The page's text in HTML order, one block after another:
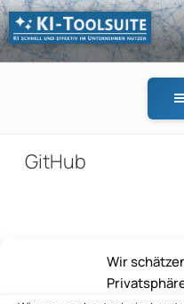
Wir
Zum
Inhalt
springen
KI-
GitHub
Beitragsnavigation